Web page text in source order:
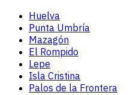
Huelva
Punta Umbría
Mazagón
El Rompido
Lepe
Isla Cristina
Palos de la Frontera